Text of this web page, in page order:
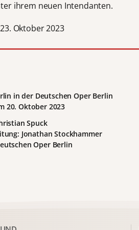
ihrem neuen Intendanten.
Oktober 2023
in der Deutschen Oper Berlin
20. Oktober 2023
Spuck
Jonathan Stockhammer
Oper Berlin